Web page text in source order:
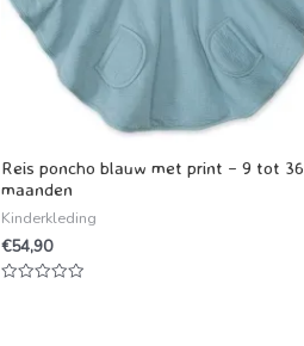
Reis poncho blauw met print – 9 tot 36
maanden
Kinderkleding
€54,90